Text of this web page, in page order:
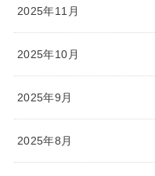
2025年11月
2025年10月
2025年9月
2025年8月